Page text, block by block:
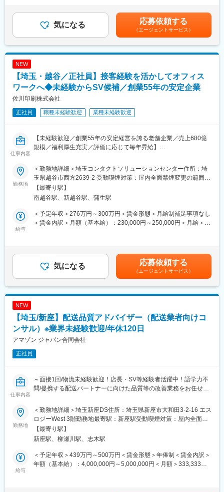
富なキャリア選択も可能となります。
ット」のCMでも馴染みのある知名度の高い商材を扱います。
※日本最大級の中古車登録数を誇る「グーネット」を主力事業に、
自動車関連情報のネットメディアを展開しています。
変更の範囲：会社の定める業務
す。
その後はSV候補として、業務の進捗管理やスタッフのフォロー、
業務改善の企画・実行等、センター運営に関わる仕事へステップ
■入社後の流れ
＜未経験からSVを目指せる育成体制＞
▼入社後：OJTを中心に、オペレーター業務や事務センター運営
の実務を経験し、実務を通じて業務内容や運営の仕組みを理解し
ていただきます。
段階的に習得。先輩社員のサポートのもと、チーム運営の経験を
積んでいただきます。
▼将来的には：SVとしてスタッフマネジメント・案件運営・業務
改善・顧客対応を担い、組織運営の中核として活躍いただきま
す。さらにその先は、組織マネジメント・複数案件の統括、新規
案件立ち上げなどを担う管理職へのキャリアアップも可能です。
■主なクライアント先
・大手企業（通信・保険・ECなど）
社会インフラに関わる案件も多く、安定した受注基盤がありま
す。
・課長1名、リーダー1名、社員3名、パート・派遣スタッフ複数
■当社について
当社は創業55年、印刷事業を基盤に成長してきた企業です。現在
業や自治体の業務をワンストップで支援しています。近年はBPO
事業の拡大に伴い、コールセンター・事務センターの案件が増加
変更の範囲：会社の定める業務
安の金額であり、選考を通じて上下する可能性があります。月給
(月額)は固定手当を含めた表記です。
気になる 応募依頼する
（エージェントサービス）
NEW
【埼玉・越谷／正社員】接客経験を活かしてオフィス
ワークへ◆未経験からSV候補／創業55年の安定企業
佐川印刷株式会社
正社員 職種未経験歓迎 業種未経験歓迎
仕事内容
【未経験歓迎／創業55年の安定経営を誇る老舗企業／売上680億
規模／福利厚生充実／評価に応じて毎年昇給】
◎「接客や保育の経験を活かしたい」「立ち仕事中心の働き方を
見直したい」「将来的にはマネジメントにも挑戦したい」そんな
方へ。人と関わる力を活かしながら、スタッフ育成やチーム運営
を学び、将来的にはSV・マネージャーを目指せるポジションで
す。◎
■職務内容
企業や自治体から受託した事務局運営やコールセンター運営の管
れや運営方法を学んでいただきます。
その後はSV候補として、業務の進捗管理やスタッフのフォロー、
業務改善の企画・実行等の組織運営に関わる仕事へステップアッ
■入社後の流れ
＜未経験からSVを目指せる育成体制＞
▼入社後：OJTを中心に、オペレーター業務や事務センター運営
▼その後：品質管理・進捗管理・メンバー対応などの管理業務を
段階的に習得。先輩社員のサポートのもと、チーム運営の経験を
▼将来的には：SV（スーパーバイザー）としてスタッフマネジメ
ント・案件運営・業務改善・顧客対応を担い、組織運営の中核と
して活躍いただきます。さらにその先は、組織マネジメント・複
数案件の統括、新規案件立ち上げなどを担う管理職へのキャリア
アップも可能です。
勤務地
＜勤務地詳細＞埼玉コンタクトソリューションセンター住所：埼
玉県越谷市西方2639-2 受動喫煙対策：屋内全面禁煙変更の範囲：
会社の定める事業所
【最寄り駅】
南越谷駅、新越谷駅、蒲生駅
給与
＜予定年収＞276万円～300万円＜賃金形態＞月給制補足事項なし
＜賃金内訳＞月額（基本給）：230,000円～250,000円＜月給＞
安の金額であり、選考を通じて上下する可能性があります。月給
(月額)は固定手当を含めた表記です。
気になる 応募依頼する
（エージェントサービス）
NEW
【埼玉/新座】配送品質アドバイザー（配送業者向けコ
ンサル）※業界未経験歓迎/年休120日
アマゾン ジャパン合同会社
正社員
仕事内容
～面接1回/物流未経験歓迎！店長・SV等経験者活躍中！語学力不
問/提携する配送パートナーに向けた品質等の改善業務をお任せし
■業務内容：アマゾンの配送をお任せしている配送パートナーに対
して品質、業務改善を行いサービス品質の向上を目指していただ
きます。
・配送デポへの訪問を通じた、配送オペレーション上の効率改善
施策の立案、実行
・担当エリア全体の配送ネットワークの状況分析、報告
・配送パートナーと協働した配送チームの構築、チーム運営のサ
勤務地
＜勤務地詳細＞埼玉新座DS住所：埼玉県新座市大和田3-2-16 エス
ロジーWest 3階勤務地最寄駅：新座駅受動喫煙対策：屋内全面禁
煙変更の範囲：会社の定める事業所
【最寄り駅】
新座駅、柳瀬川駅、志木駅
給与
＜予定年収＞439万円～500万円＜賃金形態＞年俸制＜賃金内訳＞
年額（基本給）：4,000,000円～5,000,000円＜月額＞333,333円